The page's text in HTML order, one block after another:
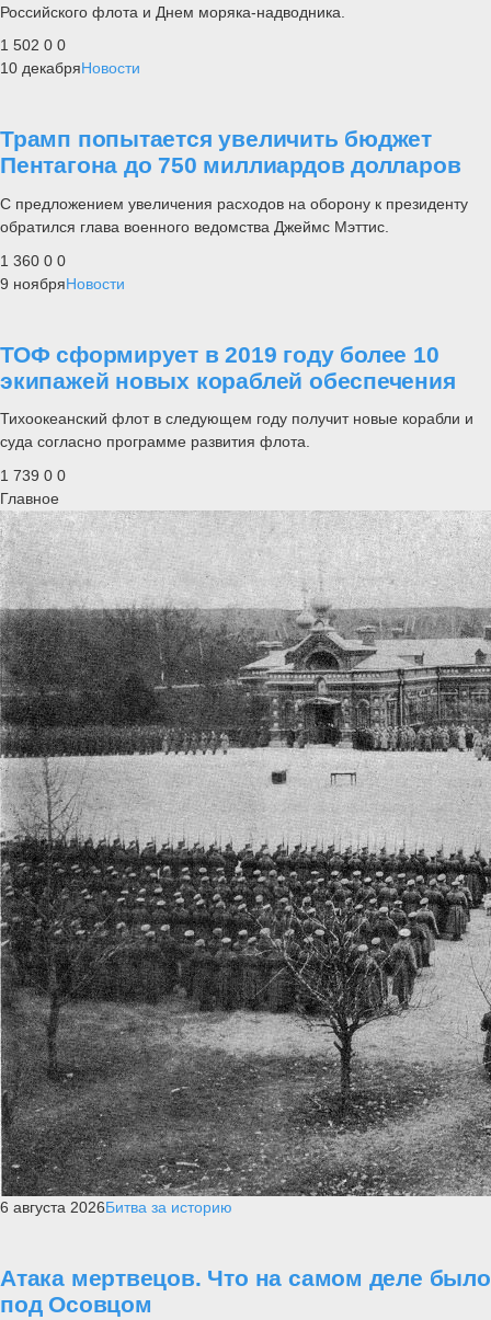
Российского флота и Днем моряка-надводника.
1 502 0 0
10 декабряНовости
Трамп попытается увеличить бюджет
Пентагона до 750 миллиардов долларов
С предложением увеличения расходов на оборону к президенту
обратился глава военного ведомства Джеймс Мэттис.
1 360 0 0
9 ноябряНовости
ТОФ сформирует в 2019 году более 10
экипажей новых кораблей обеспечения
Тихоокеанский флот в следующем году получит новые корабли и
суда согласно программе развития флота.
1 739 0 0
Главное
6 августа 2026Битва за историю
Атака мертвецов. Что на самом деле было
под Осовцом